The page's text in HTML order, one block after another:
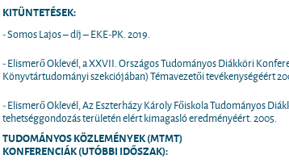
KITÜNTETÉSEK:
- Somos Lajos – díj – EKE-PK. 2019.
- Elismerő Oklevél, a XXVII. Országos Tudományos Diákköri
Könyvtártudományi szekciójában) Témavezetői tevékenységéért
- Elismerő Oklevél, Az Eszterházy Károly Főiskola Tudományos
tehetséggondozás területén elért kimagasló eredményéért. 2005.
TUDOMÁNYOS KÖZLEMÉNYEK (MTMT)
KONFERENCIÁK (UTÓBBI IDŐSZAK):